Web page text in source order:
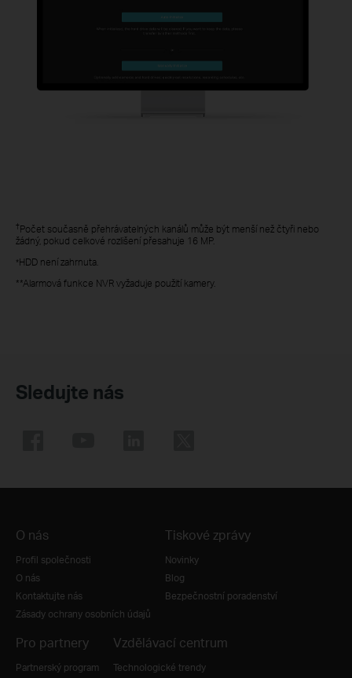
†Počet současně přehrávatelných kanálů může být menší než čtyři nebo
žádný, pokud celkové rozlišení přesahuje 16 MP.
*HDD není zahrnuta.
**Alarmová funkce NVR vyžaduje použití kamery.
Sledujte nás
O nás
Profil společnosti
O nás
Kontaktujte nás
Zásady ochrany osobních údajů
Tiskové zprávy
Novinky
Blog
Bezpečnostní poradenství
Pro partnery
Partnerský program
Vzdělávací centrum
Technologické trendy